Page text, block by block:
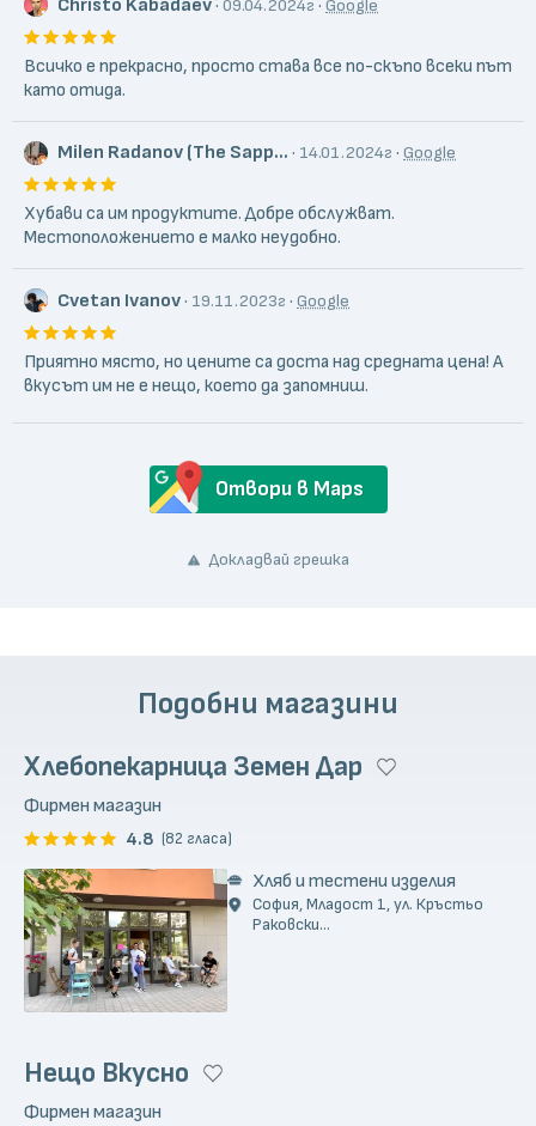
09.04.2024г Google
Всичко е прекрасно, просто става все по-скъпо всеки път
като отида.
Milen Radanov (The Sapp... · 14.01.2024г · Google
Хубави са им продуктите. Добре обслужват.
Местоположението е малко неудобно.
Cvetan Ivanov· 19.11.2023г · Google
Приятно място, но цените са доста над средната цена! А
вкусът им не е нещо, което да запомниш.
Отвори в Maps
Докладвай грешка
Подобни магазини
Хлебопекарница Земен Дар
Фирмен магазин
4.8 (82 гласа)
Хляб и тестени изделия
София, Младост 1, ул. Кръстьо
Раковски...
Нещо Вкусно
Фирмен магазин